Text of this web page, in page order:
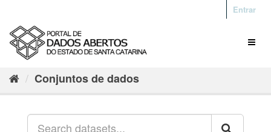
Entrar
Conjuntos de dados